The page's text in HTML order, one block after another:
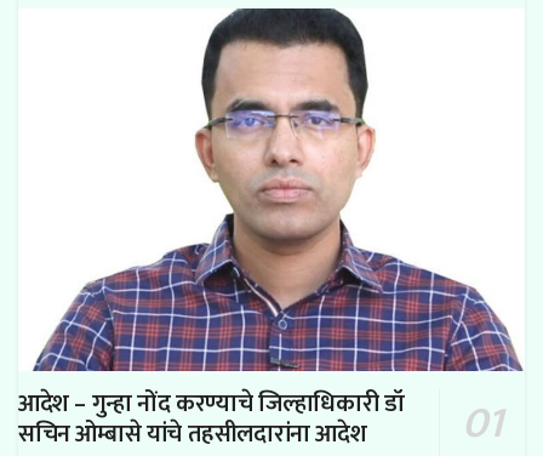
आदेश – गुन्हा नोंद करण्याचे जिल्हाधिकारी डॉ
सचिन ओम्बासे यांचे तहसीलदारांना आदेश